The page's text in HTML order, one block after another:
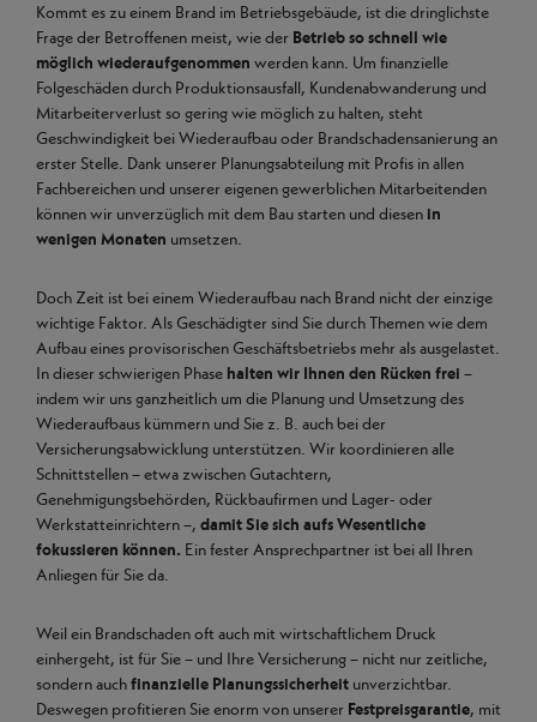
Kommt es zu einem Brand im Betriebsgebäude, ist die dringlichste
Frage der Betroffenen meist, wie der Betrieb so schnell wie
möglich wiederaufgenommen werden kann. Um finanzielle
Folgeschäden durch Produktionsausfall, Kundenabwanderung und
Mitarbeiterverlust so gering wie möglich zu halten, steht
Geschwindigkeit bei Wiederaufbau oder Brandschadensanierung an
erster Stelle. Dank unserer Planungsabteilung mit Profis in allen
Fachbereichen und unserer eigenen gewerblichen Mitarbeitenden
können wir unverzüglich mit dem Bau starten und diesen in
wenigen Monaten umsetzen.
Doch Zeit ist bei einem Wiederaufbau nach Brand nicht der einzige
wichtige Faktor. Als Geschädigter sind Sie durch Themen wie dem
Aufbau eines provisorischen Geschäftsbetriebs mehr als ausgelastet.
In dieser schwierigen Phase halten wir Ihnen den Rücken frei –
indem wir uns ganzheitlich um die Planung und Umsetzung des
Wiederaufbaus kümmern und Sie z. B. auch bei der
Versicherungsabwicklung unterstützen. Wir koordinieren alle
Schnittstellen – etwa zwischen Gutachtern,
Genehmigungsbehörden, Rückbaufirmen und Lager- oder
Werkstatteinrichtern –, damit Sie sich aufs Wesentliche
fokussieren können. Ein fester Ansprechpartner ist bei all Ihren
Anliegen für Sie da.
Weil ein Brandschaden oft auch mit wirtschaftlichem Druck
einhergeht, ist für Sie – und Ihre Versicherung – nicht nur zeitliche,
sondern auchfinanzielle Planungssicherheit unverzichtbar.
Deswegen profitieren Sie enorm von unserer Festpreisgarantie, mit